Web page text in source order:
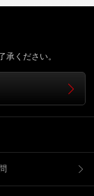
ください。